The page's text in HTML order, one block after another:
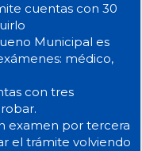
cuentas con 30
Municipal es
médico,
con tres
examen por tercera
el trámite volviendo